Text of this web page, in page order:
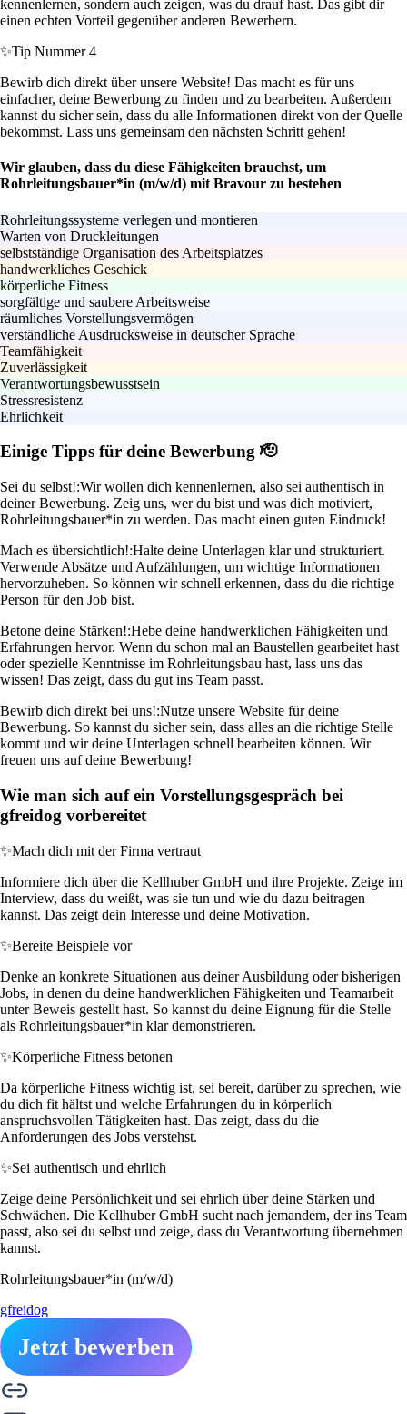
kennenlernen, sondern auch zeigen, was du drauf hast. Das gibt dir
einen echten Vorteil gegenüber anderen Bewerbern.
✨Tip Nummer 4
Bewirb dich direkt über unsere Website! Das macht es für uns
einfacher, deine Bewerbung zu finden und zu bearbeiten. Außerdem
kannst du sicher sein, dass du alle Informationen direkt von der Quelle
bekommst. Lass uns gemeinsam den nächsten Schritt gehen!
Wir glauben, dass du diese Fähigkeiten brauchst, um
Rohrleitungsbauer*in (m/w/d) mit Bravour zu bestehen
Rohrleitungssysteme verlegen und montieren
Warten von Druckleitungen
selbstständige Organisation des Arbeitsplatzes
handwerkliches Geschick
körperliche Fitness
sorgfältige und saubere Arbeitsweise
räumliches Vorstellungsvermögen
verständliche Ausdrucksweise in deutscher Sprache
Teamfähigkeit
Zuverlässigkeit
Verantwortungsbewusstsein
Stressresistenz
Ehrlichkeit
Einige Tipps für deine Bewerbung 🫡
Sei du selbst!:Wir wollen dich kennenlernen, also sei authentisch in
deiner Bewerbung. Zeig uns, wer du bist und was dich motiviert,
Rohrleitungsbauer*in zu werden. Das macht einen guten Eindruck!
Mach es übersichtlich!:Halte deine Unterlagen klar und strukturiert.
Verwende Absätze und Aufzählungen, um wichtige Informationen
hervorzuheben. So können wir schnell erkennen, dass du die richtige
Person für den Job bist.
Betone deine Stärken!:Hebe deine handwerklichen Fähigkeiten und
Erfahrungen hervor. Wenn du schon mal an Baustellen gearbeitet hast
oder spezielle Kenntnisse im Rohrleitungsbau hast, lass uns das
wissen! Das zeigt, dass du gut ins Team passt.
Bewirb dich direkt bei uns!:Nutze unsere Website für deine
Bewerbung. So kannst du sicher sein, dass alles an die richtige Stelle
kommt und wir deine Unterlagen schnell bearbeiten können. Wir
freuen uns auf deine Bewerbung!
Wie man sich auf ein Vorstellungsgespräch bei
gfreidog vorbereitet
✨Mach dich mit der Firma vertraut
Informiere dich über die Kellhuber GmbH und ihre Projekte. Zeige im
Interview, dass du weißt, was sie tun und wie du dazu beitragen
kannst. Das zeigt dein Interesse und deine Motivation.
✨Bereite Beispiele vor
Denke an konkrete Situationen aus deiner Ausbildung oder bisherigen
Jobs, in denen du deine handwerklichen Fähigkeiten und Teamarbeit
unter Beweis gestellt hast. So kannst du deine Eignung für die Stelle
als Rohrleitungsbauer*in klar demonstrieren.
✨Körperliche Fitness betonen
Da körperliche Fitness wichtig ist, sei bereit, darüber zu sprechen, wie
du dich fit hältst und welche Erfahrungen du in körperlich
anspruchsvollen Tätigkeiten hast. Das zeigt, dass du die
Anforderungen des Jobs verstehst.
✨Sei authentisch und ehrlich
Zeige deine Persönlichkeit und sei ehrlich über deine Stärken und
Schwächen. Die Kellhuber GmbH sucht nach jemandem, der ins Team
passt, also sei du selbst und zeige, dass du Verantwortung übernehmen
kannst.
Rohrleitungsbauer*in (m/w/d)
gfreidog
Jetzt bewerben